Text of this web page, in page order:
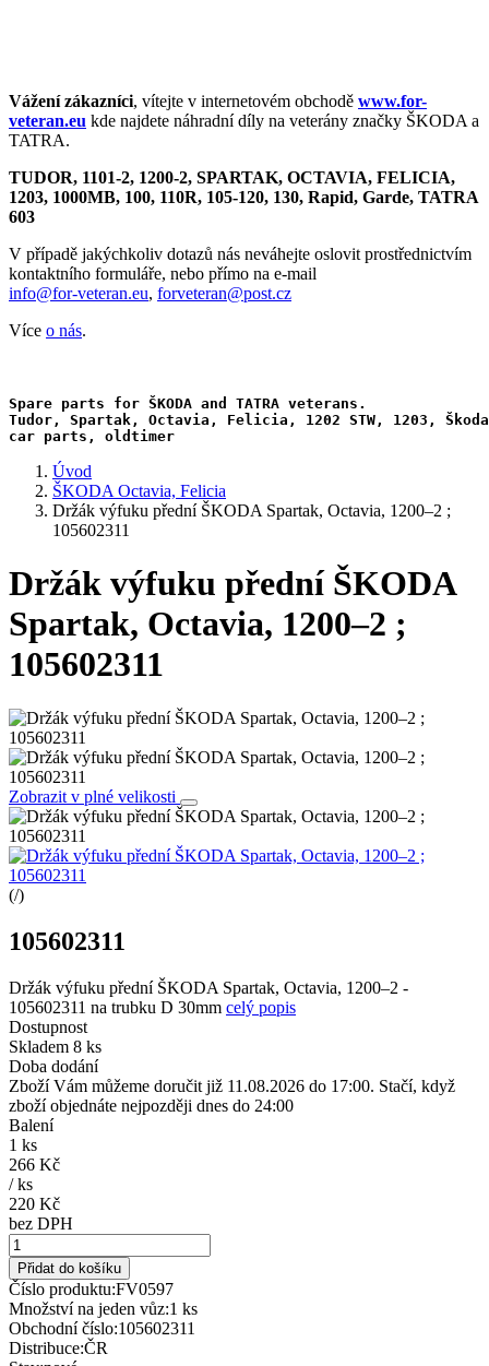
Vážení zákazníci, vítejte v internetovém obchodě www.for-
veteran.eu kde najdete náhradní díly na veterány značky ŠKODA a
TATRA.
TUDOR, 1101-2, 1200-2, SPARTAK, OCTAVIA, FELICIA,
1203, 1000MB, 100, 110R, 105-120, 130, Rapid, Garde, TATRA
603
V případě jakýchkoliv dotazů nás neváhejte oslovit prostřednictvím
kontaktního formuláře, nebo přímo na e-mail
info@for-veteran.eu, forveteran@post.cz
Více o nás.
Spare parts for ŠKODA and TATRA veterans.
Tudor, Spartak, Octavia, Felicia, 1202 STW, 1203,
car parts, oldtimer
Úvod
ŠKODA Octavia, Felicia
Držák výfuku přední ŠKODA Spartak, Octavia, 1200–2 ;
105602311
Držák výfuku přední ŠKODA
Spartak, Octavia, 1200–2 ;
105602311
Zobrazit v plné velikosti
(/)
105602311
Držák výfuku přední ŠKODA Spartak, Octavia, 1200–2 -
105602311 na trubku D 30mm celý popis
Dostupnost
Skladem 8 ks
Doba dodání
Zboží Vám můžeme doručit již 11.08.2026 do 17:00. Stačí, když
zboží objednáte nejpozději dnes do 24:00
Balení
1 ks
266 Kč
/ks
220 Kč
bez DPH
Přidat do košíku
Číslo produktu:FV0597
Množství na jeden vůz:1 ks
Obchodní číslo:105602311
Distribuce:ČR